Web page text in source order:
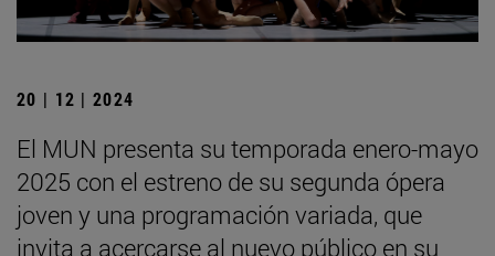
20 | 12 | 2024
El MUN presenta su temporada enero-mayo
2025 con el estreno de su segunda ópera
joven y una programación variada, que
invita a acercarse al nuevo público en su